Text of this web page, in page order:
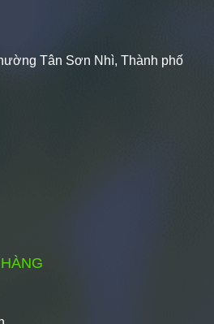
Tân Sơn Nhì, Thành phố